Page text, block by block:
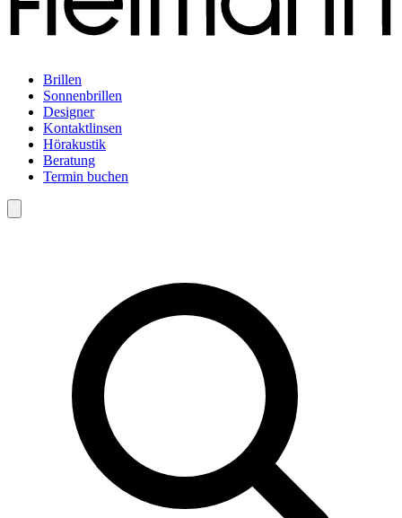
Brillen
Sonnenbrillen
Designer
Kontaktlinsen
Hörakustik
Beratung
Termin buchen